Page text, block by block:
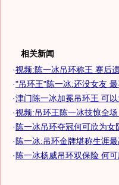
相关新闻
·视频:陈一冰吊环称王 赛后
·"吊环王"陈一冰:还没女友
·津门陈一冰加冕吊环王 可以
·视频:吊环王陈一冰技惊全
· 陈一冰吊环夺冠何可欣为女
· 陈一冰:吊环金牌堪称生涯
· 陈一冰杨威吊环双保险 何可